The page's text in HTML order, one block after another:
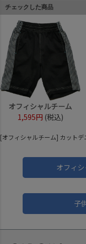
チェックした商品
オフィシャルチーム
1,595円 (税込)
[オフィシャルチーム] カット
オフィ
子